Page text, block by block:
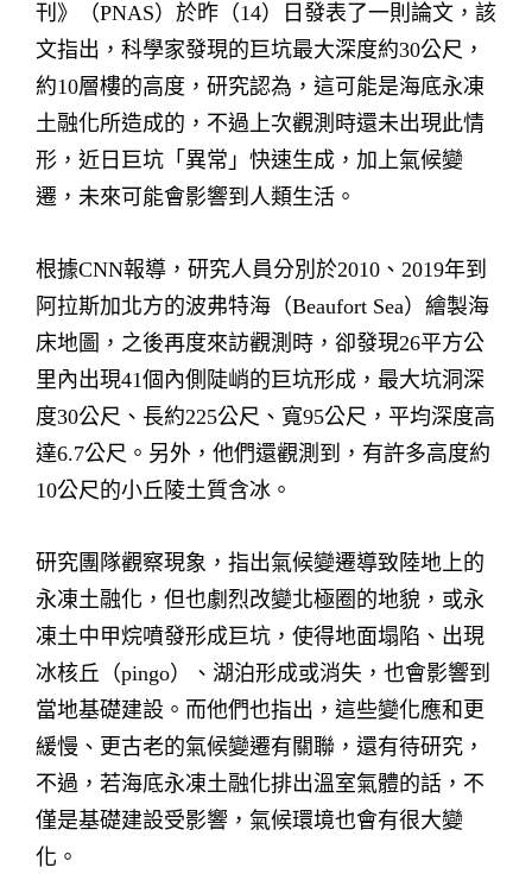
刊》（PNAS）於昨（14）日發表了一則論文，該
文指出，科學家發現的巨坑最大深度約30公尺，
約10層樓的高度，研究認為，這可能是海底永凍
土融化所造成的，不過上次觀測時還未出現此情
形，近日巨坑「異常」快速生成，加上氣候變
遷，未來可能會影響到人類生活。
根據CNN報導，研究人員分別於2010、2019年到
阿拉斯加北方的波弗特海（Beaufort Sea）繪製海
床地圖，之後再度來訪觀測時，卻發現26平方公
里內出現41個內側陡峭的巨坑形成，最大坑洞深
度30公尺、長約225公尺、寬95公尺，平均深度高
達6.7公尺。另外，他們還觀測到，有許多高度約
10公尺的小丘陵土質含冰。
研究團隊觀察現象，指出氣候變遷導致陸地上的
永凍土融化，但也劇烈改變北極圈的地貌，或永
凍土中甲烷噴發形成巨坑，使得地面塌陷、出現
冰核丘（pingo）、湖泊形成或消失，也會影響到
當地基礎建設。而他們也指出，這些變化應和更
緩慢、更古老的氣候變遷有關聯，還有待研究，
不過，若海底永凍土融化排出溫室氣體的話，不
僅是基礎建設受影響，氣候環境也會有很大變
化。